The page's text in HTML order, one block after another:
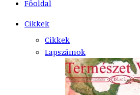
Főoldal
Cikkek
Cikkek
Lapszámok